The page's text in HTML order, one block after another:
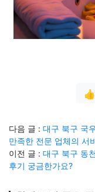
다음 글 : 대구 북구 국
만족한 전문 업체의 서
이전 글 : 대구 북구 동
후기 궁금한가요?